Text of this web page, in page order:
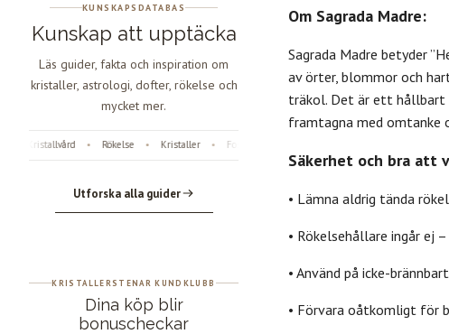
KUNSKAPSDATABAS
Kunskap att upptäcka
Läs guider, fakta och inspiration om
kristaller, astrologi, dofter, rökelse och
mycket mer.
Kristallvård • Rökelse • Kristaller • Fossiler
Utforska alla guider
KRISTALLERSTENAR KUNDKLUBB
Dina köp blir
bonuscheckar
Om Sagrada Madre:
Sagrada Madre betyder
av örter, blommor och
träkol. Det är ett hållbart
framtagna med omtanke
Säkerhet och bra att
• Lämna aldrig tända
• Rökelsehållare ingår ej
• Använd på icke-
• Förvara oåtkomligt för